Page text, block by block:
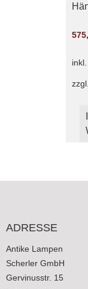
zzgl.
ADRESSE
Antike Lampen
Scherler GmbH
Gervinusstr. 15